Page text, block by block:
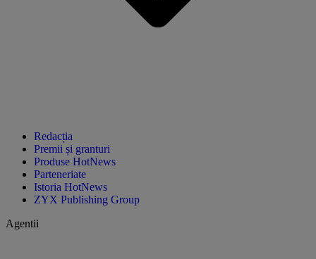
Redacția
Premii și granturi
Produse HotNews
Parteneriate
Istoria HotNews
ZYX Publishing Group
Agentii